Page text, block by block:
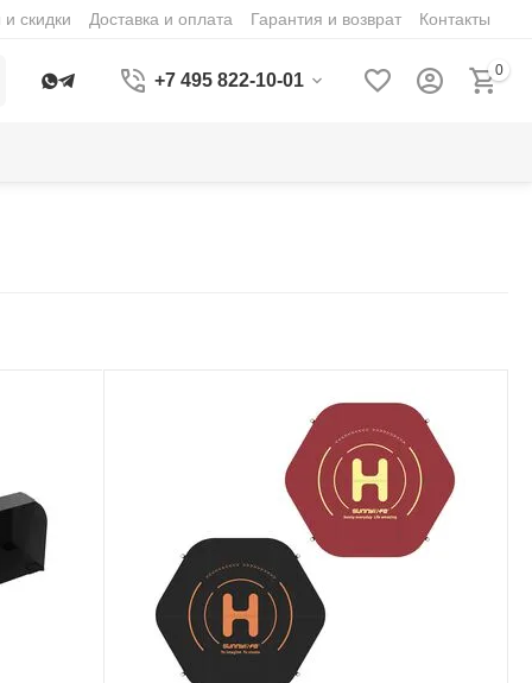
скидки Доставка и оплата Гарантия и возврат Контакты
+7 495 822-10-01 0